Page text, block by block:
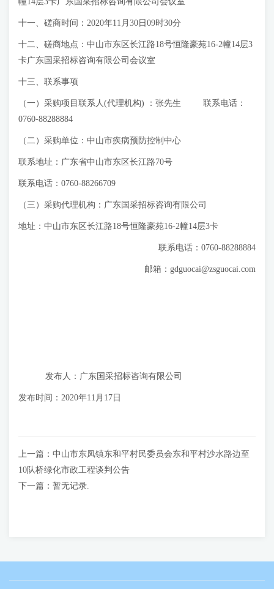
十一、磋商时间：2020年11月30日09时30分
十二、磋商地点：中山市东区长江路18号恒隆豪苑16-2幢14层3
卡广东国采招标咨询有限公司会议室
十三、联系事项
（一）采购项目联系人(代理机构) ：张先生 联系电话：
0760-88288884
（二）采购单位：中山市疾病预防控制中心
联系地址：广东省中山市东区长江路70号
联系电话：0760-88266709
（三）采购代理机构：广东国采招标咨询有限公司
地址：中山市东区长江路18号恒隆豪苑16-2幢14层3卡
联系电话：0760-88288884
邮箱： gdguocai@zsguocai.com
发布人：广东国采招标咨询有限公司
发布时间：2020年11月17日
上一篇： 中山市东凤镇东和平村民委员会东和平村沙水路边至
10队桥绿化市政工程谈判公告
下一篇： 暂无记录.